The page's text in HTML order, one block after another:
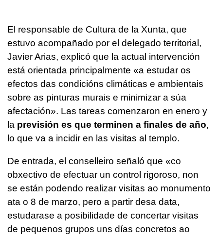
El responsable de Cultura de la Xunta, que
estuvo acompañado por el delegado territorial,
Javier Arias, explicó que la actual intervención
está orientada principalmente «a estudar os
efectos das condicións climáticas e ambientais
sobre as pinturas murais e minimizar a súa
afectación». Las tareas comenzaron en enero y
la previsión es que terminen a finales de año,
lo que va a incidir en las visitas al templo.
De entrada, el conselleiro señaló que «co
obxectivo de efectuar un control rigoroso, non
se están podendo realizar visitas ao monumento
ata o 8 de marzo, pero a partir desa data,
estudarase a posibilidade de concertar visitas
de pequenos grupos uns días concretos ao